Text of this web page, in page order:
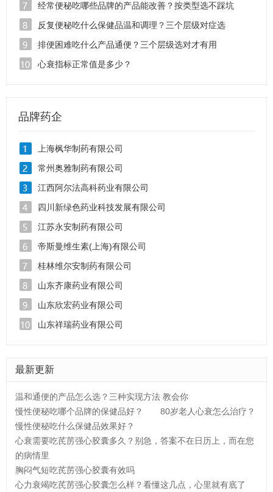
经常便秘吃哪些品牌的产品能改善？按类型选不踩坑
反复便秘吃什么保健品温和调理？三个层级对症选
排便困难吃什么产品通便？三个层级选对才有用
心衰指标正常值是多少？
品牌药企
上海枫华制药有限公司
常州奥雅制药有限公司
江西阿尔法高科药业有限公司
四川新绿色药业科技发展有限公司
江苏永安制药有限公司
帝斯曼维生素(上海)有限公司
桂林维尔安制药有限公司
山东齐康药业有限公司
山东欣宏药业有限公司
山东祥瑞药业有限公司
最新更新
温和通便的产品怎么选？三种实现方法 教会你
慢性便秘吃哪个品牌的保健品好？
80岁老人心衰怎么治疗？
慢性便秘吃什么保健品效果好？
心衰需要吃芪苈强心胶囊多久？别急，答案不在日历上，而在您
的病情里
胸闷气短吃芪苈强心胶囊有效吗
心力衰竭吃芪苈强心胶囊怎么样？看懂这几点，心里就有底了